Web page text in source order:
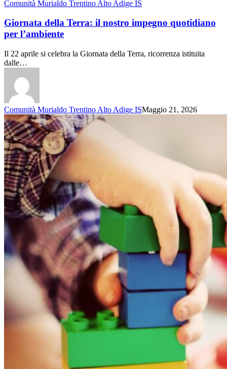
Comunità Murialdo Trentino Alto Adige IS
Giornata della Terra: il nostro impegno quotidiano
per l’ambiente
Il 22 aprile si celebra la Giornata della Terra, ricorrenza istituita
dalle…
Comunità Murialdo Trentino Alto Adige ISMaggio 21, 2026